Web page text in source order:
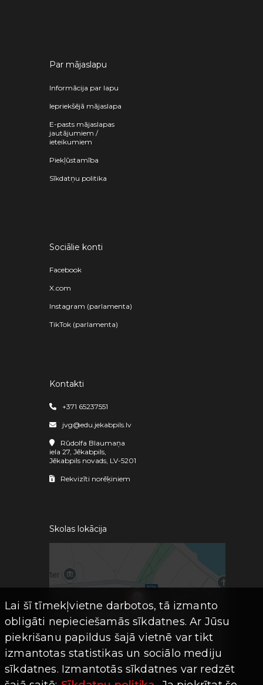
Par mājaslapu
Informācija par lapu
Iepriekšējā mājaslapa
E-pasts mājaslapas
jautājumiem /
ieteikumiem
Piekļūstamība
Sīkdatņu politika
Sociālie konti
Facebook
X.com
Instagram (parlamenta)
TikTok (parlamenta)
Kontakti
+371 65237551
jvg@edu.jekabpils.lv
Rūdolfa Blaumaņa
iela 27, Jēkabpils,
Jēkabpils novads, LV-5201
Rekvizīti norēķiniem
Skolas lokācija
Lai šī tīmekļvietne darbotos, tā izmanto
obligāti nepieciešamās sīkdatnes. Ar Jūsu
piekrišanu papildus šajā vietnē var tikt
izmantotas statistikas un sociālo mediju
sīkdatnes. Izmantotās sīkdatnes var redzēt